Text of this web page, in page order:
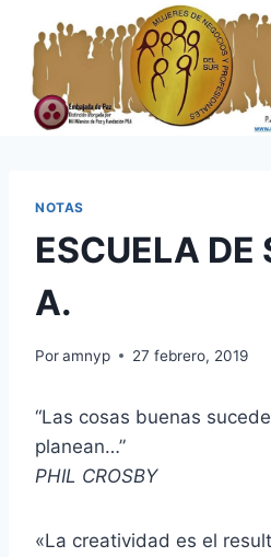
contenido
NOTAS
ESCUELA DE
A.
Poramnyp 27 febrero, 2019
“Las cosas buenas
planean…”
PHIL CROSBY
«La creatividad es el